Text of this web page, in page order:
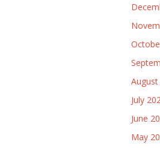
July
June
May